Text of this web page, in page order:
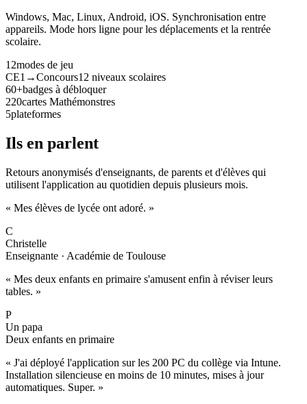
Windows, Mac, Linux, Android, iOS. Synchronisation entre
appareils. Mode hors ligne pour les déplacements et la rentrée
scolaire.
12modes de jeu
CE1→Concours12 niveaux scolaires
60+badges à débloquer
220cartes Mathémonstres
5plateformes
Ils en parlent
Retours anonymisés d'enseignants, de parents et d'élèves qui
utilisent l'application au quotidien depuis plusieurs mois.
« Mes élèves de lycée ont adoré. »
C
Christelle
Enseignante · Académie de Toulouse
« Mes deux enfants en primaire s'amusent enfin à réviser leurs
tables. »
P
Un papa
Deux enfants en primaire
« J'ai déployé l'application sur les 200 PC du collège via Intune.
Installation silencieuse en moins de 10 minutes, mises à jour
automatiques. Super. »